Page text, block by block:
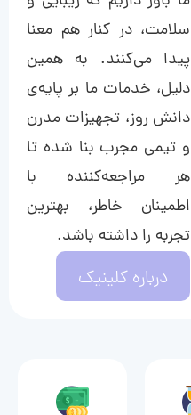
سلامت، در کنار هم معنا
پیدا می‌کنند. به همین
دلیل، خدمات ما بر پایه‌ی
دانش روز، تجهیزات مدرن
و تیمی مجرب بنا شده تا
هر مراجعه‌کننده با
اطمینان خاطر، بهترین
تجربه را داشته باشد.
درباره کلینیک